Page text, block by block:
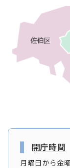
開庁時間
月曜日から金